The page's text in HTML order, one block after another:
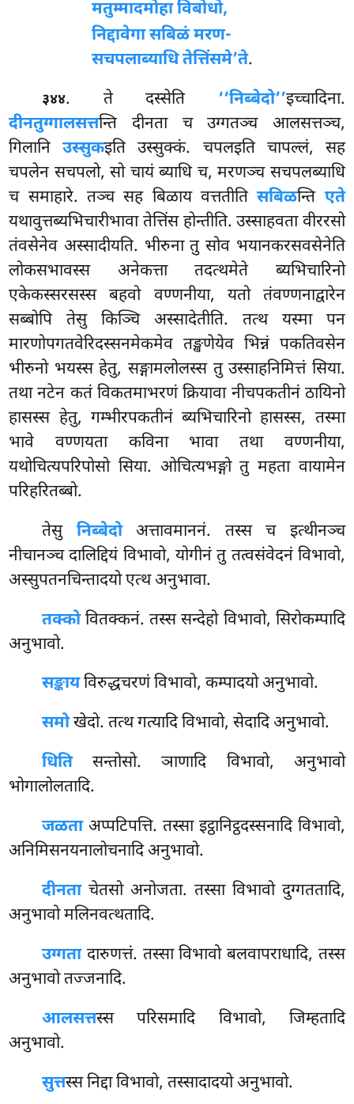
मतुम्मादमोहा विबोधो,
निद्दावेगा सबिळं मरण-
सचपलाब्याधि तेत्तिंसमे’ते.
३४४. ते दस्सेति ‘‘निब्बेदो’’इच्चादिना.
दीनतुग्गालसत्तन्ति दीनता च उग्गतञ्च आलसत्तञ्च,
गिलानिउस्सुकइतिउस्सुक्कं. चपलइति चापल्लं, सह
चपलेन सचपलो, सो चायं ब्याधि च, मरणञ्च सचपलब्याधि
च समाहारे. तञ्च सह बिळाय वत्ततीतिसबिळन्ति एते
यथावुत्तब्यभिचारीभावा तेत्तिंस होन्तीति. उस्साहवता वीररसो
तंवसेनेव अस्सादीयति. भीरुना तु सोव भयानकरसवसेनेति
लोकसभावस्स अनेकत्ता तदत्थमेते ब्यभिचारिनो
एकेकस्सरसस्स बहवो वण्णनीया, यतो तंवण्णनाद्वारेन
सब्बोपि तेसु किञ्चि अस्सादेतीति. तत्थ यस्मा पन
मारणोपगतवेरिदस्सनमेकमेव तङ्खणेयेव भिन्नं पकतिवसेन
भीरुनो भयस्स हेतु, सङ्गामलोलस्स तु उस्साहनिमित्तं सिया.
तथा नटेन कतं विकतमाभरणं क्रियावा नीचपकतीनं ठायिनो
हासस्स हेतु, गम्भीरपकतीनं ब्यभिचारिनो हासस्स, तस्मा
भावे वण्णयता कविना भावा तथा वण्णनीया,
यथोचित्यपरिपोसो सिया. ओचित्यभङ्गो तु महता वायामेन
परिहरितब्बो.
तेसु निब्बेदोअत्तावमाननं. तस्स च इत्थीनञ्च
नीचानञ्च दालिद्दियं विभावो, योगीनं तु तत्वसंवेदनं विभावो,
अस्सुपतनचिन्तादयो एत्थ अनुभावा.
तक्कोवितक्कनं. तस्स सन्देहो विभावो, सिरोकम्पादि
अनुभावो.
सङ्कायविरुद्धचरणं विभावो, कम्पादयो अनुभावो.
समोखेदो. तत्थ गत्यादि विभावो, सेदादि अनुभावो.
धितिसन्तोसो. ञाणादि विभावो, अनुभावो
भोगालोलतादि.
जळताअप्पटिपत्ति. तस्सा इट्ठानिट्ठदस्सनादि विभावो,
अनिमिसनयनालोचनादि अनुभावो.
दीनताचेतसो अनोजता. तस्सा विभावो दुग्गततादि,
अनुभावो मलिनवत्थतादि.
उग्गतादारुणत्तं. तस्सा विभावो बलवापराधादि, तस्स
अनुभावो तज्जनादि.
आलसत्तस्स परिसमादि विभावो, जिम्हतादि
अनुभावो.
सुत्तस्स निद्दा विभावो, तस्सादादयो अनुभावो.